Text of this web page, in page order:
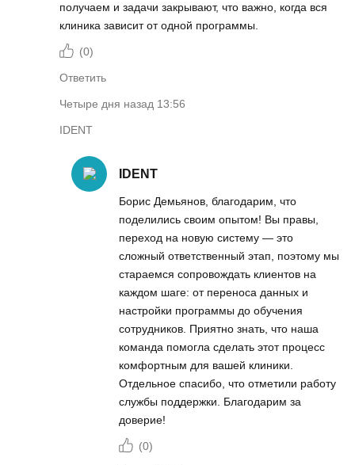
получаем и задачи закрывают, что важно, когда вся
клиника зависит от одной программы.
(0)
Ответить
Четыре дня назад 13:56
IDENT
IDENT
Борис Демьянов, благодарим, что
поделились своим опытом! Вы правы,
переход на новую систему — это
сложный ответственный этап, поэтому мы
стараемся сопровождать клиентов на
каждом шаге: от переноса данных и
настройки программы до обучения
сотрудников. Приятно знать, что наша
команда помогла сделать этот процесс
комфортным для вашей клиники.
Отдельное спасибо, что отметили работу
службы поддержки. Благодарим за
доверие!
(0)